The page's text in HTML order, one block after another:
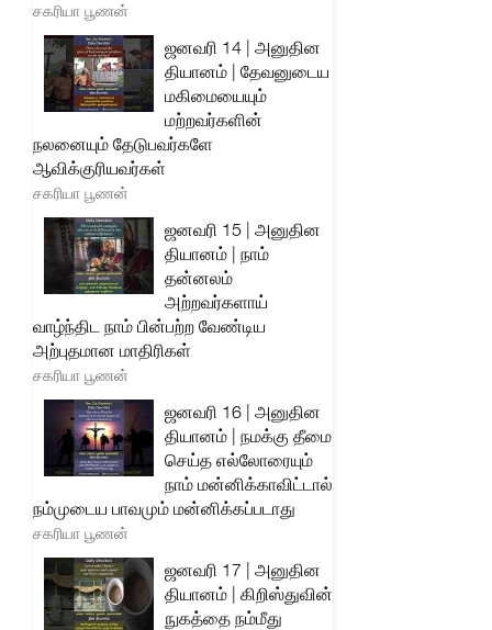
சகரியா பூணன்
ஜனவரி 14 | அனுதின
தியானம் | தேவனுடைய
மகிமையையும்
மற்றவர்களின்
நலனையும் தேடுபவர்களே
ஆவிக்குரியவர்கள்
சகரியா பூணன்
ஜனவரி 15 | அனுதின
தியானம் | நாம்
தன்னலம்
அற்றவர்களாய்
வாழ்ந்திட நாம் பின்பற்ற வேண்டிய
அற்புதமான மாதிரிகள்
சகரியா பூணன்
ஜனவரி 16 | அனுதின
தியானம் | நமக்கு தீமை
செய்த எல்லோரையும்
நாம் மன்னிக்காவிட்டால்
நம்முடைய பாவமும் மன்னிக்கப்படாது
சகரியா பூணன்
ஜனவரி 17 | அனுதின
தியானம் | கிறிஸ்துவின்
நுகத்தை நம்மீது